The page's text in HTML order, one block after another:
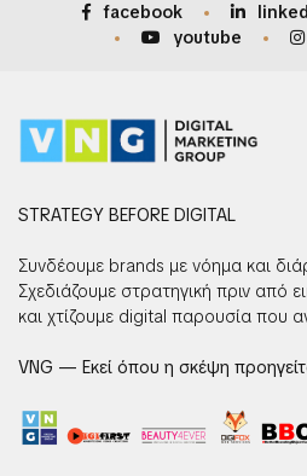
facebook
youtube
STRATEGY BEFORE DIGITAL
Συνδέουμε brands με νόημα και
Σχεδιάζουμε στρατηγική πριν από
και χτίζουμε digital παρουσία που
VNG — Εκεί όπου η σκέψη